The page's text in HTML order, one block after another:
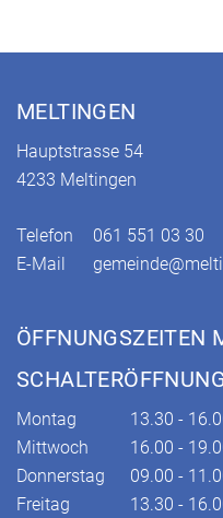
Fusszeile
MELTINGEN
Hauptstrasse 54
4233 Meltingen
Telefon
061 551 03 30
E-Mail
ÖFFNUNGSZEITEN
Montag
13.30 -
Mittwoch
16.00 -
Donnerstag
09.00 -
Freitag
13.30 -